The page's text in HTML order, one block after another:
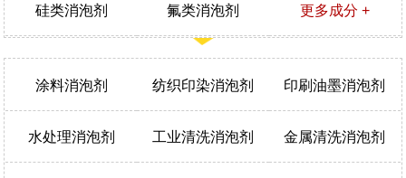
硅类消泡剂 氟类消泡剂 更多成分 +
涂料消泡剂 纺织印染消泡剂 印刷油墨消泡剂
水处理消泡剂 工业清洗消泡剂 金属清洗消泡剂